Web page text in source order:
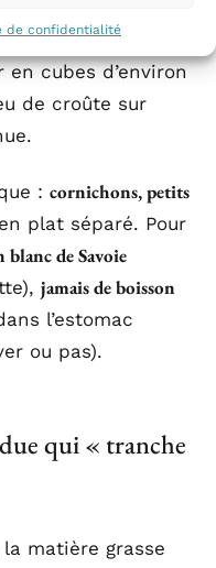
de confidentialité
heures), sinon il
en cubes d’environ
de croûte sur
: cornichons, petits
en plat séparé. Pour
blanc de Savoie
jamais de boisson
l’estomac
ou pas).
qui « tranche
matière grasse